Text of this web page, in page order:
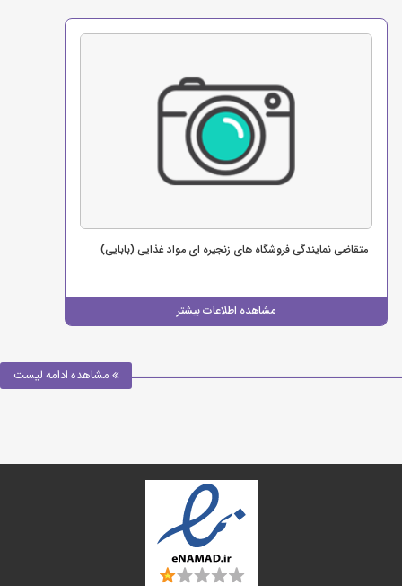
مشاهده اطلاعات بیشتر
متقاضی نمایندگی فروشگاه های زنجیره ای مواد غذایی (بابایی)
مشاهده ادامه لیست